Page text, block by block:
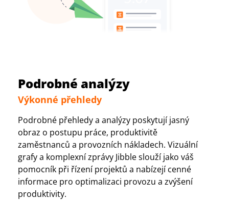
Podrobné analýzy
Výkonné přehledy
Podrobné přehledy a analýzy poskytují jasný
obraz o postupu práce, produktivitě
zaměstnanců a provozních nákladech. Vizuální
grafy a komplexní zprávy Jibble slouží jako váš
pomocník při řízení projektů a nabízejí cenné
informace pro optimalizaci provozu a zvýšení
produktivity.